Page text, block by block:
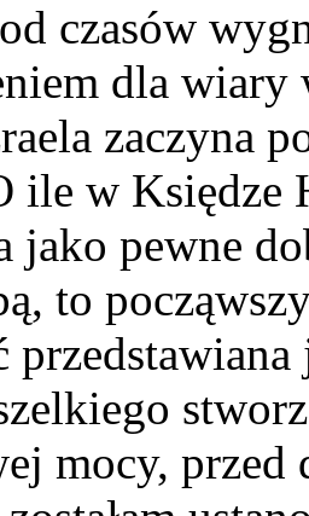
czasów
dla
zaczyna
ile w Księdze
jako pewne
to
mocy, przed